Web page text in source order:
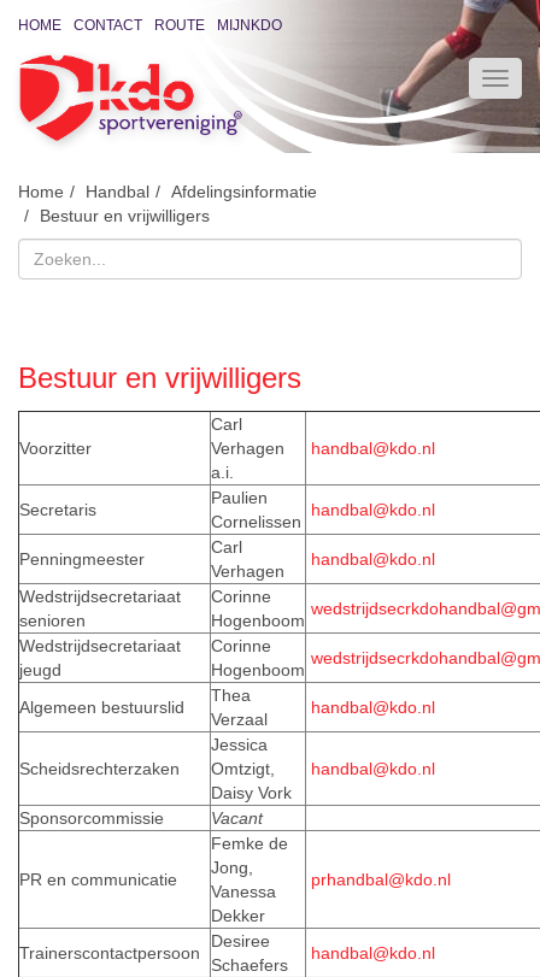
HOME CONTACT ROUTE MIJNKDO
Home Handbal
Afdelingsinformatie
Bestuur en vrijwilligers
Bestuur en vrijwilligers
Voorzitter
Carl
Verhagen
a.i.
handbal@kdo.nl
Secretaris
Paulien
Cornelissen
handbal@kdo.nl
Penningmeester
Carl
Verhagen
handbal@kdo.nl
Wedstrijdsecretariaat
senioren
Corinne
Hogenboom
Wedstrijdsecretariaat
jeugd
Corinne
Hogenboom
Algemeen bestuurslid
Thea
Verzaal
handbal@kdo.nl
Scheidsrechterzaken
Jessica
Omtzigt,
Daisy Vork
handbal@kdo.nl
Sponsorcommissie Vacant
PR en communicatie
Femke de
Jong,
Vanessa
Dekker
prhandbal@kdo.nl
Trainerscontactpersoon
Desiree
Schaefers
handbal@kdo.nl